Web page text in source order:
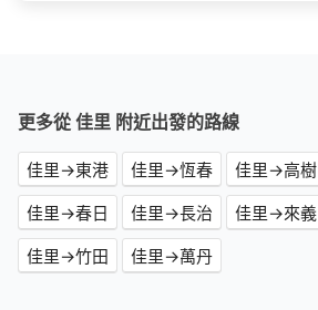
更多從 佳里 附近出發的路線
佳里→東港 佳里→恆春 佳里→高樹
佳里→春日
佳里→長治 佳里→來義
佳里→竹田
佳里→萬丹